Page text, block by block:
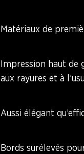
Matériaux de
Impression haut de
aux rayures et à
Aussi élégant
Bords surélevés